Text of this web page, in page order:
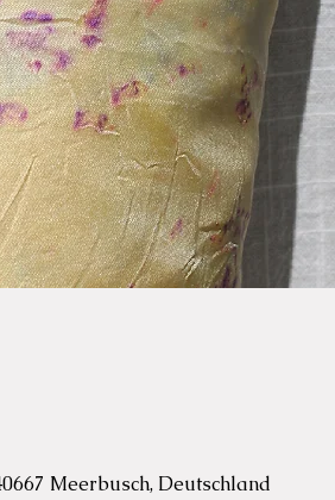
Meerbusch, Deutschland